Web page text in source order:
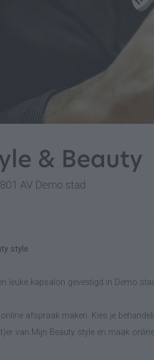
& Beauty
AV Demo stad
style
leuke kapsalon gevestigd in Demo
afspraak maken. Kies je
van Mijn Beauty style en maak